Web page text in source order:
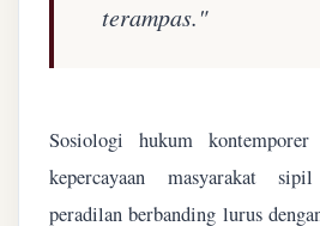
terampas."
Sosiologi hukum kontemporer
kepercayaan masyarakat
peradilan berbanding lurus